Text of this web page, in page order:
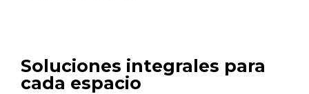
Soluciones integrales para
cada espacio